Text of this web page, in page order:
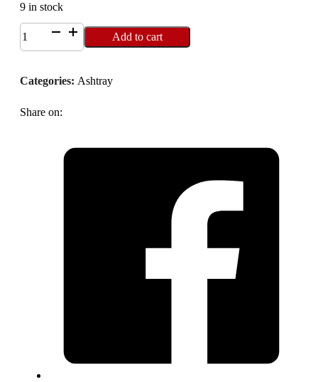
9 in stock
8207
ที่
บุหรี่
quantity
Add to cart
Categories: Ashtray
Share on: